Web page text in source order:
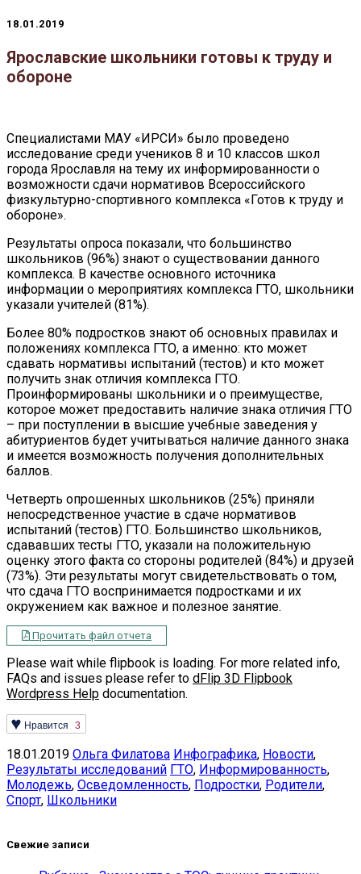
18.01.2019
Ярославские школьники готовы к труду и
обороне
Специалистами МАУ «ИРСИ» было проведено
исследование среди учеников 8 и 10 классов школ
города Ярославля на тему их информированности о
возможности сдачи нормативов Всероссийского
физкультурно-спортивного комплекса «Готов к труду и
обороне».
Результаты опроса показали, что большинство
школьников (96%) знают о существовании данного
комплекса. В качестве основного источника
информации о мероприятиях комплекса ГТО, школьники
указали учителей (81%).
Более 80% подростков знают об основных правилах и
положениях комплекса ГТО, а именно: кто может
сдавать нормативы испытаний (тестов) и кто может
получить знак отличия комплекса ГТО.
Проинформированы школьники и о преимуществе,
которое может предоставить наличие знака отличия ГТО
– при поступлении в высшие учебные заведения у
абитуриентов будет учитываться наличие данного знака
и имеется возможность получения дополнительных
баллов.
Четверть опрошенных школьников (25%) приняли
непосредственное участие в сдаче нормативов
испытаний (тестов) ГТО. Большинство школьников,
сдававших тесты ГТО, указали на положительную
оценку этого факта со стороны родителей (84%) и друзей
(73%). Эти результаты могут свидетельствовать о том,
что сдача ГТО воспринимается подростками и их
окружением как важное и полезное занятие.
Прочитать файл отчета
Please wait while flipbook is loading. For more related info,
FAQs and issues please refer to dFlip 3D Flipbook
Wordpress Help documentation.
Нравится 3
18.01.2019 Ольга Филатова Инфографика, Новости,
Результаты исследований ГТО, Информированность,
Молодежь, Осведомленность, Подростки, Родители,
Спорт, Школьники
Свежие записи